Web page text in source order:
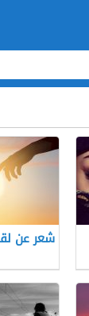
شعر عن